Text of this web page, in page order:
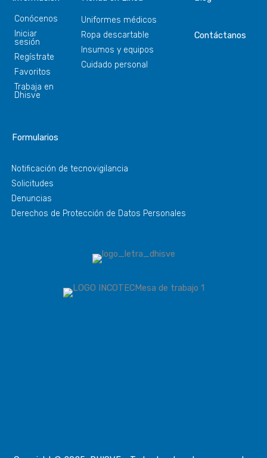
Conócenos
Iniciar
sesión
Regístrate
Favoritos
Trabaja en
Dhisve
Uniformes médicos
Ropa descartable
Insumos y equipos
Cuidado personal
Contáctanos
Formularios
Notificación de tecnovigilancia
Solicitudes
Denuncias
Derechos de Protección de Datos Personales